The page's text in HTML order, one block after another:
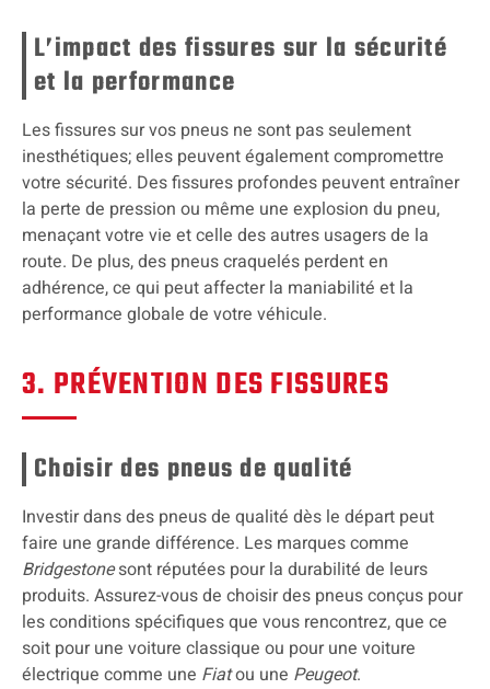
L’impact des fissures sur la sécurité
et la performance
Les fissures sur vos pneus ne sont pas seulement
inesthétiques; elles peuvent également compromettre
votre sécurité. Des fissures profondes peuvent entraîner
la perte de pression ou même une explosion du pneu,
menaçant votre vie et celle des autres usagers de la
route. De plus, des pneus craquelés perdent en
adhérence, ce qui peut affecter la maniabilité et la
performance globale de votre véhicule.
3. PRÉVENTION DES FISSURES
Choisir des pneus de qualité
Investir dans des pneus de qualité dès le départ peut
faire une grande différence. Les marques comme
Bridgestonesont réputées pour la durabilité de leurs
produits. Assurez-vous de choisir des pneus conçus pour
les conditions spécifiques que vous rencontrez, que ce
soit pour une voiture classique ou pour une voiture
électrique comme une Fiatou une Peugeot.